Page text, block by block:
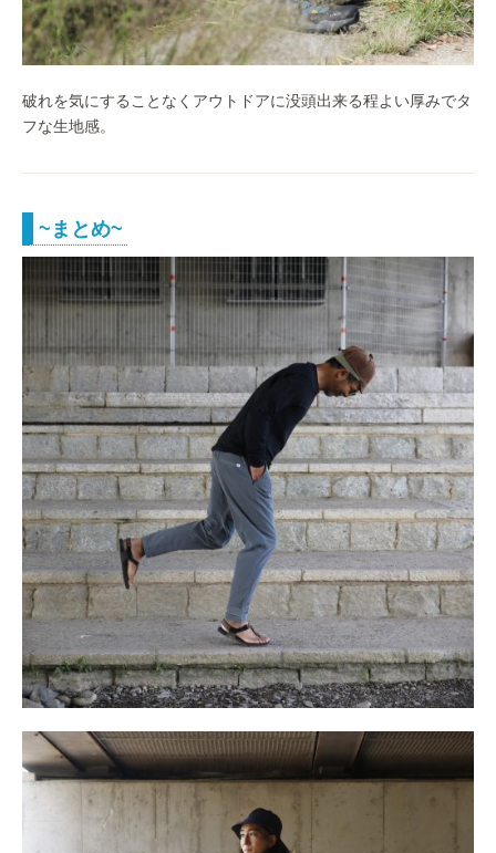
破れを気にすることなくアウトドアに没頭出来る程よい厚みでタ
フな生地感。
~まとめ~